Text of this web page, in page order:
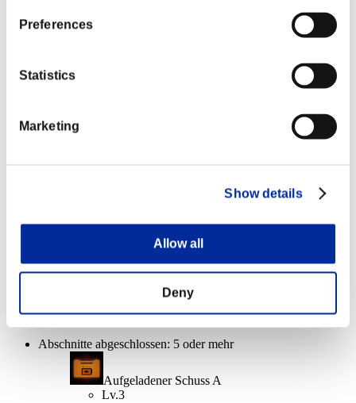
Preferences
Statistics
Marketing
Show details
Allow all
Deny
Abschnitte abgeschlossen: 30 oder mehr
Event-Belohnungen
Nach Leistung
Abschnitte abgeschlossen: 5 oder mehr
Aufgeladener Schuss A
Lv.3